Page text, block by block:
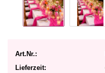
Art.Nr.:
Lieferzeit: